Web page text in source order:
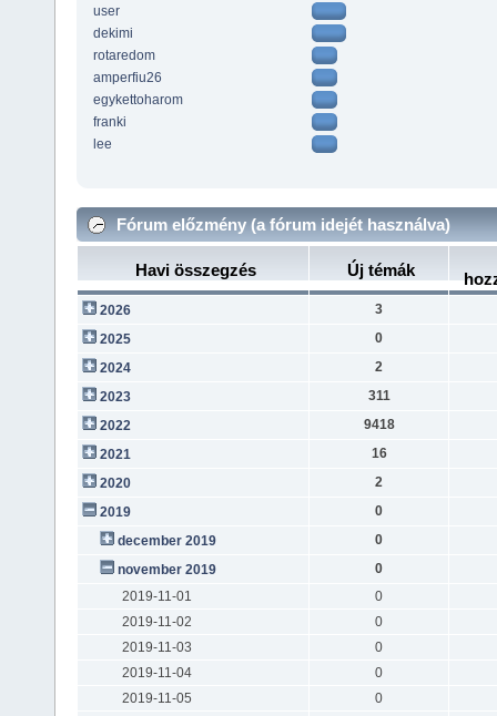
user
dekimi
rotaredom
amperfiu26
egykettoharom
franki
lee
Fórum előzmény (a fórum idejét használva)
Havi összegzés Új témák
2026
3
2025
0
2024
2
2023
311
2022
9418
2021
16
2020
2
2019
0
december 2019
0
november 2019
0
2019-11-01
0
2019-11-02
0
2019-11-03
0
2019-11-04
0
2019-11-05
0